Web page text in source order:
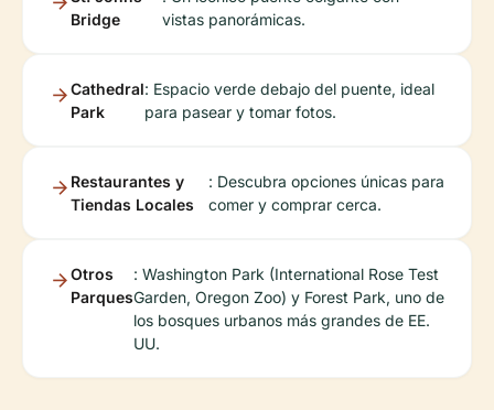
Bridge
vistas panorámicas.
Cathedral
Park
: Espacio verde debajo del puente, ideal
para pasear y tomar fotos.
Restaurantes y
Tiendas Locales
: Descubra opciones únicas para
comer y comprar cerca.
Otros
Parques
: Washington Park (International Rose Test
Garden, Oregon Zoo) y Forest Park, uno de
los bosques urbanos más grandes de EE.
UU.